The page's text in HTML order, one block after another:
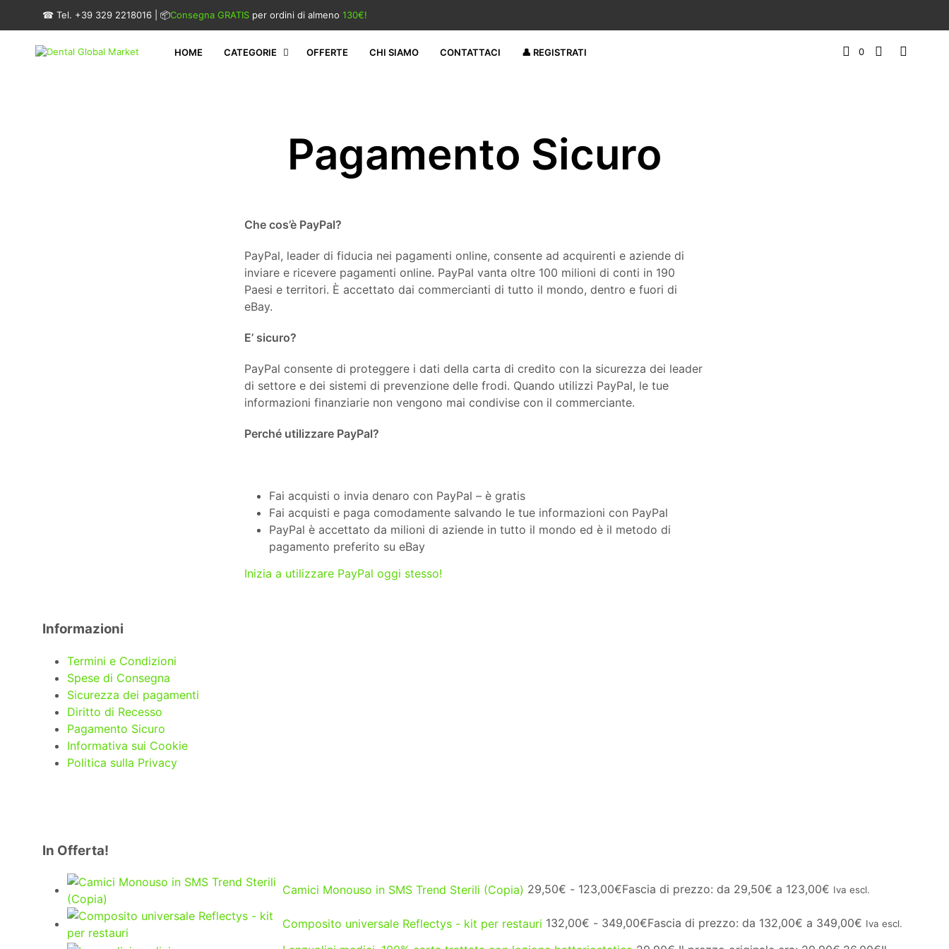
☎ Tel. +39 329 2218016 | 📦Consegna GRATIS per ordini di almeno 130€!
HOME CATEGORIE OFFERTE CHI SIAMO CONTATTACI 👤 REGISTRATI 0
Pagamento Sicuro
Che cos’è PayPal?
PayPal, leader di fiducia nei pagamenti online, consente ad acquirenti e aziende di
inviare e ricevere pagamenti online. PayPal vanta oltre 100 milioni di conti in 190
Paesi e territori. È accettato dai commercianti di tutto il mondo, dentro e fuori di
eBay.
E’ sicuro?
PayPal consente di proteggere i dati della carta di credito con la sicurezza dei leader
di settore e dei sistemi di prevenzione delle frodi. Quando utilizzi PayPal, le tue
informazioni finanziarie non vengono mai condivise con il commerciante.
Perché utilizzare PayPal?
Fai acquisti o invia denaro con PayPal – è gratis
Fai acquisti e paga comodamente salvando le tue informazioni con PayPal
PayPal è accettato da milioni di aziende in tutto il mondo ed è il metodo di
pagamento preferito su eBay
Inizia a utilizzare PayPal oggi stesso!
Informazioni
Termini e Condizioni
Spese di Consegna
Sicurezza dei pagamenti
Diritto di Recesso
Pagamento Sicuro
Informativa sui Cookie
Politica sulla Privacy
In Offerta!
Camici Monouso in SMS Trend Sterili (Copia) 29,50€ - 123,00€Fascia di prezzo: da 29,50€ a 123,00€ Iva escl.
Composito universale Reflectys - kit per restauri 132,00€ - 349,00€Fascia di prezzo: da 132,00€ a 349,00€ Iva escl.